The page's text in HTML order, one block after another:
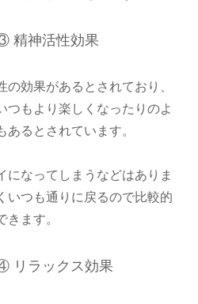
精神活性効果
効果があるとされており、
つもより楽しくなったりのよ
あるとされています。
になってしまうなどはありま
いつも通りに戻るので比較的
ます。
リラックス効果